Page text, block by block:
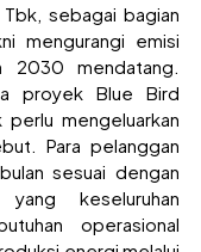
sebagai bagian
mengurangi emisi
mendatang.
proyek Blue Bird
mengeluarkan
Para pelanggan
sesuai dengan
keseluruhan
operasional